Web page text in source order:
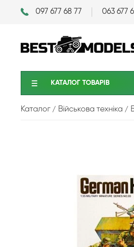
097 677 68 77 063 677
КАТАЛОГ ТОВАРIВ
Каталог Військова техніка